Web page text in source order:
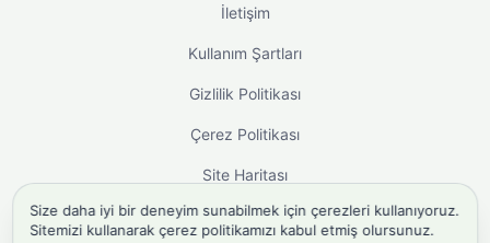
İletişim
Kullanım Şartları
Gizlilik Politikası
Çerez Politikası
Site Haritası
Size daha iyi bir deneyim sunabilmek için çerezleri kullanıyoruz.
Sitemizi kullanarak çerez politikamızı kabul etmiş olursunuz.